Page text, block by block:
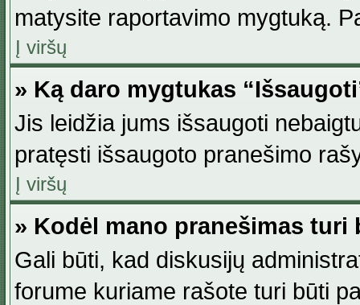
matysite raportavimo mygtuką.
Į viršų
» Ką daro mygtukas
Jis leidžia jums išsaugoti
pratęsti išsaugoto pranešimo
Į viršų
» Kodėl mano pranešimas
Gali būti, kad diskusijų
forume kuriame rašote turi būti